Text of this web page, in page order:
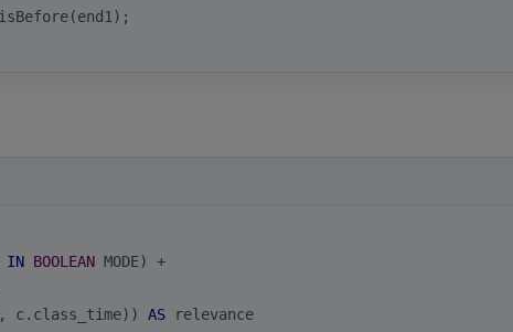
IN BOOLEAN MODE) +
c.class_time)) AS relevance